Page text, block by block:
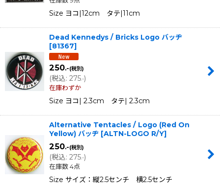
Size ヨコ|12cm タテ|11cm
Dead Kennedys / Bricks Logo バッヂ
[81367]
250.-(税別)
(税込: 275.-)
在庫わずか
Size ヨコ| 2.3cm タテ| 2.3cm
Alternative Tentacles / Logo (Red On
Yellow) バッヂ [ALTN-LOGO R/Y]
250.-(税別)
(税込: 275.-)
在庫数 4点
Size サイズ：縦2.5センチ 横2.5センチ